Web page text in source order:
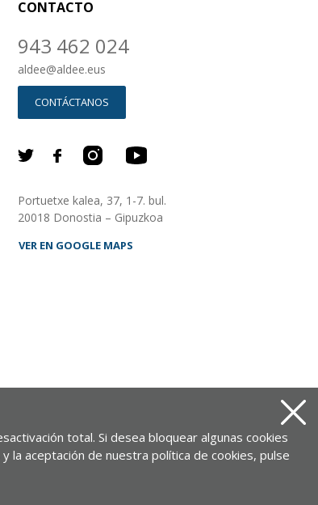
CONTACTO
943 462 024
aldee@aldee.eus
CONTÁCTANOS
Portuetxe kalea, 37, 1-7. bul.
20018 Donostia – Gipuzkoa
VER EN GOOGLE MAPS
total. Si desea bloquear algunas cookies
la aceptación de nuestra política de cookies, pulse